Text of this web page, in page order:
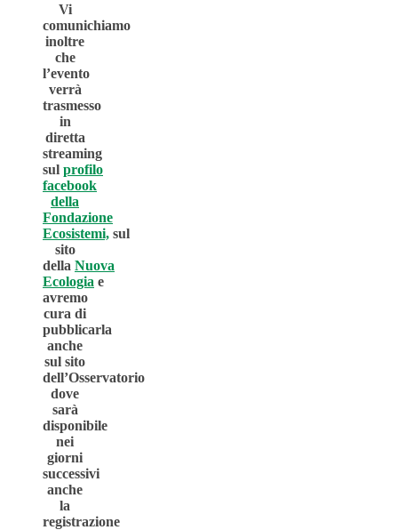
Vi
comunichiamo
inoltre
che
l’evento
verrà
trasmesso
in
diretta
streaming
sul profilo
facebook
della
Fondazione
Ecosistemi, sul
sito
della Nuova
Ecologia e
avremo
cura di
pubblicarla
anche
sul sito
dell’Osservatorio
dove
sarà
disponibile
nei
giorni
successivi
anche
la
registrazione